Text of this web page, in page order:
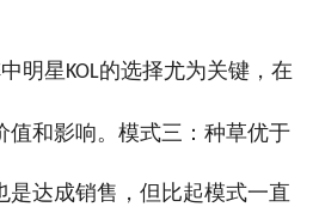
明星 KOL的选择尤为关键，在
值和影响。模式三：种草优于
是达成销售，但比起模式一直